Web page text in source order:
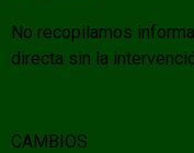
No recopilamos
directa sin la
CAMBIOS